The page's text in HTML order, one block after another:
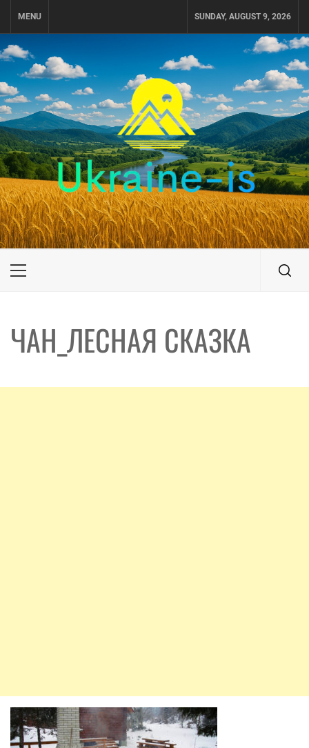
MENU SUNDAY, AUGUST 9, 2026
UKRAINE-IS
ПУТЕШЕСТВИЕ ПО УКРАИНЕ
Primary
ЧАН_ЛЕСНАЯ СКАЗКА